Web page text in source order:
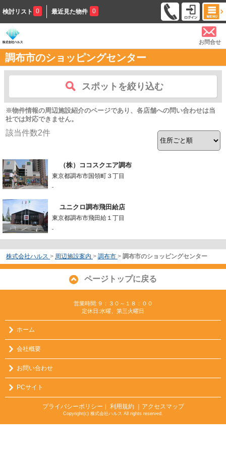
検討リスト 0 最近見た物件 0
お問合せ
調布市のショッピングセンター
スポットを絞り込む
※物件情報の周辺施設紹介のページであり、各店舗への問い合わせは当
社では対応できません。
該当件数2件
（株）ココスクエア調布
東京都調布市国領町３丁目
-
ユニクロ調布飛田給店
東京都調布市飛田給１丁目
-
株式会社ハルス > 周辺施設案内 > 調布市 > 調布市のショッピングセンター
ページトップに戻る
営業時間:９：３０～１８：００
定休日:水曜、第三火曜日
ホーム
会社概要
お問い合わせ
PCサイト
プライバシーポリシー ｜ 利用規約 ｜アクセスマップ
Copyright(c) 株式会社ハルス All rights reserved.